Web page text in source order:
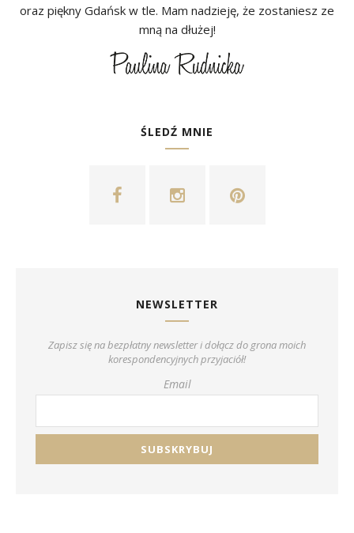
oraz piękny Gdańsk w tle. Mam nadzieję, że zostaniesz ze
mną na dłużej!
ŚLEDŹ MNIE
NEWSLETTER
Zapisz się na bezpłatny newsletter i dołącz do grona moich
korespondencyjnych przyjaciół!
Email